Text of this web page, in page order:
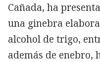
Cañada, ha
una ginebra
alcohol de trigo,
además de enebro,